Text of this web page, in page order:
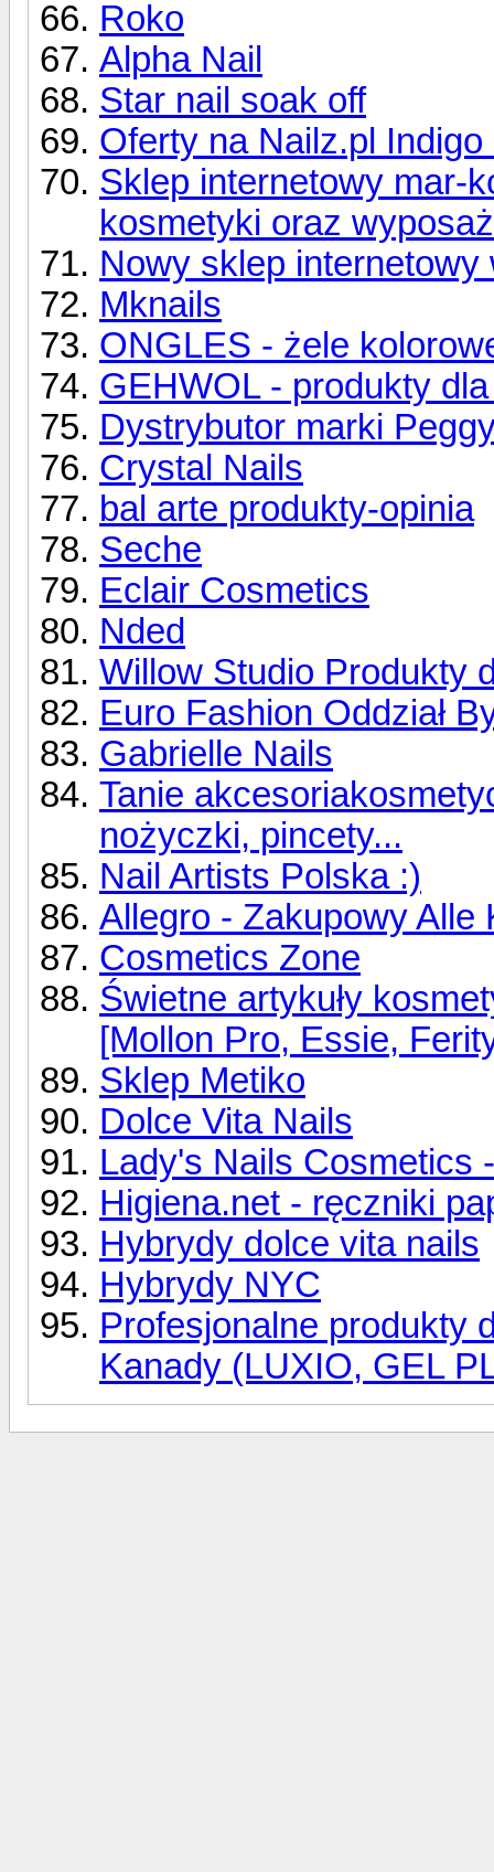
Roko
Alpha Nail
Star nail soak off
Oferty na Nailz.pl Indigo
Sklep internetowy mar-
kosmetyki oraz
Nowy sklep
Mknails
ONGLES - żele
GEHWOL - produkty
Dystrybutor marki
Crystal Nails
bal arte produkty-opinia
Seche
Eclair Cosmetics
Nded
Willow Studio Produkty
Euro Fashion Oddział
Gabrielle Nails
Tanie
nożyczki, pincety...
Nail Artists Polska :)
Allegro - Zakupowy Alle
Cosmetics Zone
Świetne artykuły
[Mollon Pro, Essie,
Sklep Metiko
Dolce Vita Nails
Lady's Nails Cosmetics
Higiena.net - ręczniki
Hybrydy dolce vita nails
Hybrydy NYC
Profesjonalne produkty
Kanady (LUXIO, GEL